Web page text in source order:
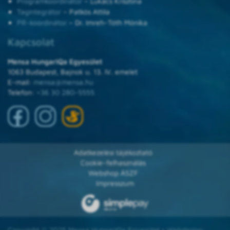
Tagintegrátor
– Patkós Attila
PR-koordinátor – Dr. Imreh-Tóth Mónika
Kapcsolat
Mensa HungarIQa Egyesület
1063 Budapest, Bajnok u. 13. IV. emelet
E-mail: mensa@mensa.hu
Telefon:
+36 30 280-5555
Adatkezelési tájékoztató
Cookie-felhasználás
Webshop ÁSZF
Impresszum